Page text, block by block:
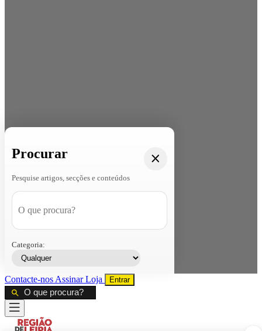
Procurar
Pesquise artigos, secções e conteúdos
Categoria:
Contacte-nos AssinarLoja Entrar